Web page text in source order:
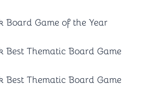
Board Game of the Year
Best Thematic Board Game
Best Thematic Board Game